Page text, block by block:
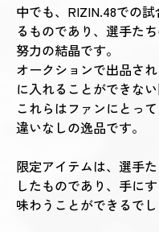
中でも、RIZIN.48での
るものであり、選手た
努力の結晶です。
オークションで出品さ
に入れることができな
これらはファンにとっ
違いなしの逸品です。
限定アイテムは、選手
したものであり、手に
味わうことができるでし